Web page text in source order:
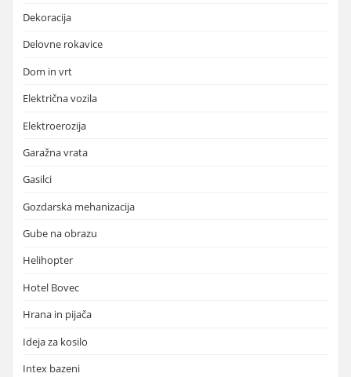
Dekoracija
Delovne rokavice
Dom in vrt
Električna vozila
Elektroerozija
Garažna vrata
Gasilci
Gozdarska mehanizacija
Gube na obrazu
Helihopter
Hotel Bovec
Hrana in pijača
Ideja za kosilo
Intex bazeni